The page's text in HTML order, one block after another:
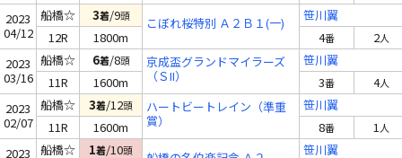
2023
04/12
船橋☆ 3着/9頭 こぼれ桜特別 Ａ２Ｂ１(一)
笹川翼
12R
1800m 4番 2人
2023
03/16
船橋☆ 6着/8頭
京成盃グランドマイラーズ
（ＳII）
笹川翼
11R
1600m 3番 4人
2023
02/07
船橋☆ 3着/12頭
ハートビートレイン（準重
賞）
笹川翼
11R
1600m 8番 1人
2023
船橋☆ 1着/10頭
笹川翼